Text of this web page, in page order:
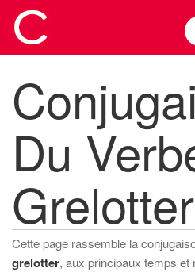
la
Du
Grelotter
Cette page rassemble la
grelotter, aux principaux temps et